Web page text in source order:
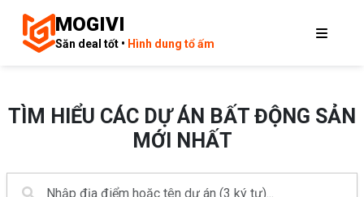
MOGIVI
Săn deal tốt • Hình dung tổ ấm
TÌM HIỂU CÁC DỰ ÁN BẤT ĐỘNG SẢN
MỚI NHẤT